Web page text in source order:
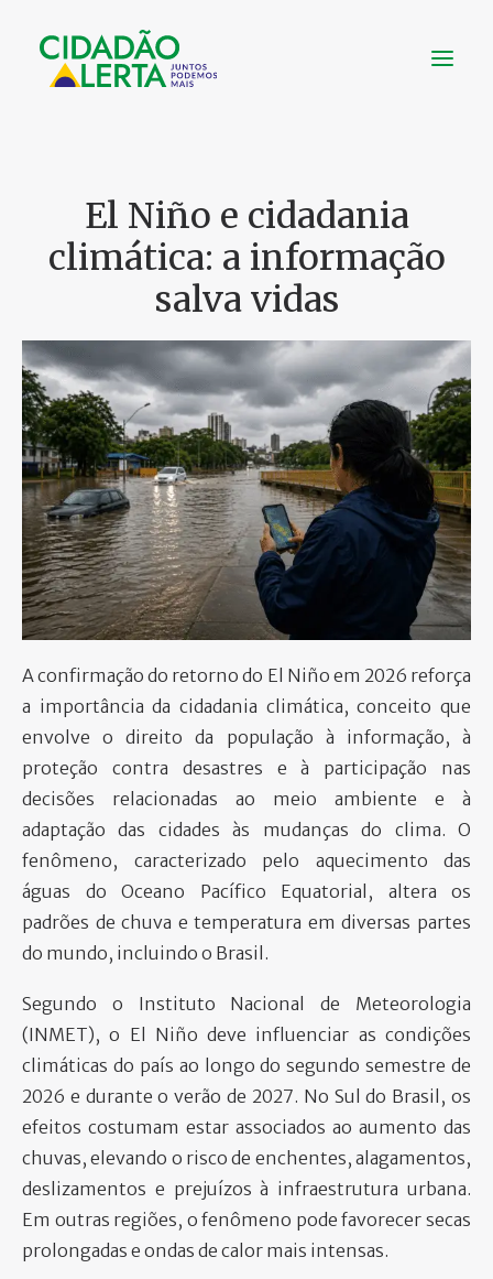
VÍDEOS
NOTÍCIAS
UTILIDADE
CONHEÇA
CONTATO
FAÇA UMA DOAÇÃO
PARTICIPE
El Niño e cidadania
climática: a informação
salva vidas
A confirmação do retorno do El Niño em 2026 reforça
a importância da cidadania climática, conceito que
envolve o direito da população à informação, à
proteção contra desastres e à participação nas
decisões relacionadas ao meio ambiente e à
adaptação das cidades às mudanças do clima. O
fenômeno, caracterizado pelo aquecimento das
águas do Oceano Pacífico Equatorial, altera os
padrões de chuva e temperatura em diversas partes
do mundo, incluindo o Brasil.
Segundo o Instituto Nacional de Meteorologia
(INMET), o El Niño deve influenciar as condições
climáticas do país ao longo do segundo semestre de
2026 e durante o verão de 2027. No Sul do Brasil, os
efeitos costumam estar associados ao aumento das
chuvas, elevando o risco de enchentes, alagamentos,
deslizamentos e prejuízos à infraestrutura urbana.
Em outras regiões, o fenômeno pode favorecer secas
prolongadas e ondas de calor mais intensas.